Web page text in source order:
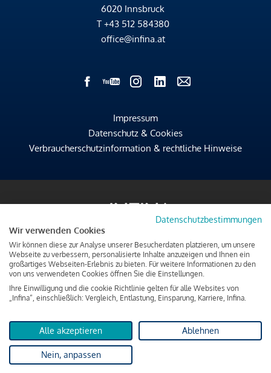
6020 Innsbruck
T +43 512 584380
office@infina.at
Impressum
Datenschutz & Cookies
Verbraucherschutzinformation & rechtliche Hinweise
Datenschutzbestimmungen
Wir verwenden Cookies
Wir können diese zur Analyse unserer Besucherdaten platzieren, um unsere
Webseite zu verbessern, personalisierte Inhalte anzuzeigen und Ihnen ein
großartiges Webseiten-Erlebnis zu bieten. Für weitere Informationen zu den
von uns verwendeten Cookies öffnen Sie die Einstellungen.
Ihre Einwilligung und die cookie Richtlinie gelten für alle Websites von
„Infina“, einschließlich: Vergleich, Entlastung, Einsparung, Karriere, Infina.
Alle akzeptieren Ablehnen
Nein, anpassen